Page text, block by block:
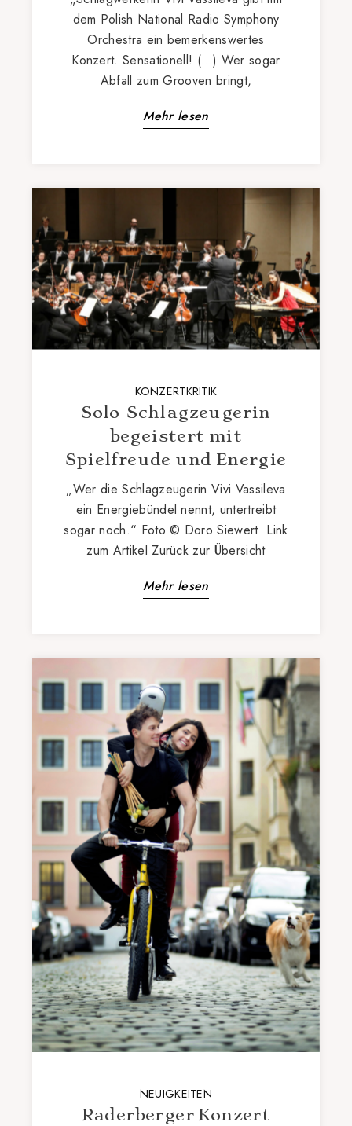
dem Polish National Radio Symphony
Orchestra ein bemerkenswertes
Konzert. Sensationell! (…) Wer sogar
Abfall zum Grooven bringt,
Mehr lesen
KONZERTKRITIK
Solo-Schlagzeugerin
begeistert mit
Spielfreude und Energie
„Wer die Schlagzeugerin Vivi Vassileva
ein Energiebündel nennt, untertreibt
sogar noch.“ Foto © Doro Siewert Link
zum Artikel Zurück zur Übersicht
Mehr lesen
NEUIGKEITEN
Raderberger Konzert